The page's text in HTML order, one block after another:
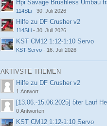
Hpi Savage Brushless Umbau
114SLi - 30. Juli 2026
Hilfe zu DF Crusher v2
114SLi - 30. Juli 2026
KST CM12 1:12-1:10 Servo
KST-Servo - 16. Juli 2026
AKTIVSTE THEMEN
Hilfe zu DF Crusher v2
1 Antwort
[13.06.-15.06.2025] 5ter Lauf
0 Antworten
KST CM12 1:12-1:10 Servo